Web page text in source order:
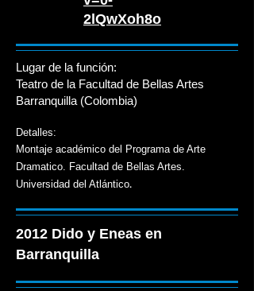
2lQwXoh8o
Lugar de la función:
Teatro de la Facultad de Bellas Artes
Barranquilla (Colombia)
Detalles:
Montaje académico del Programa de Arte
Dramatico. Facultad de Bellas Artes.
Universidad del Atlántico.
2012 Dido y Eneas en
Barranquilla